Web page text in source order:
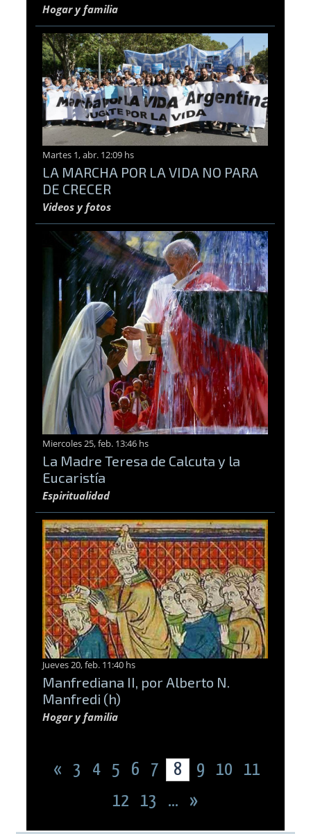
Hogar y familia
Martes 1, abr. 12:09 hs
LA MARCHA POR LA VIDA NO PARA
DE CRECER
Videos y fotos
Miercoles 25, feb. 13:46 hs
La Madre Teresa de Calcuta y la
Eucaristía
Espiritualidad
Jueves 20, feb. 11:40 hs
Manfrediana II, por Alberto N.
Manfredi (h)
Hogar y familia
« 3 4 5 6 7 8 9 10
11
12
13 ... »